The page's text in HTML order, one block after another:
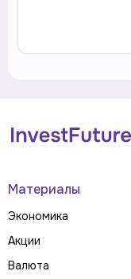
Материалы
Экономика
Акции
Валюта